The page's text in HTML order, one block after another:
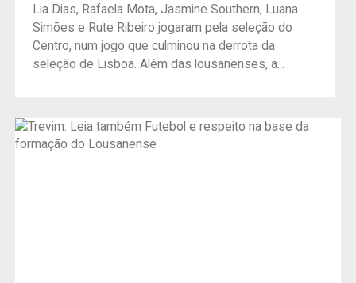
Lia Dias, Rafaela Mota, Jasmine Southern, Luana
Simões e Rute Ribeiro jogaram pela seleção do
Centro, num jogo que culminou na derrota da
seleção de Lisboa. Além das lousanenses, a...